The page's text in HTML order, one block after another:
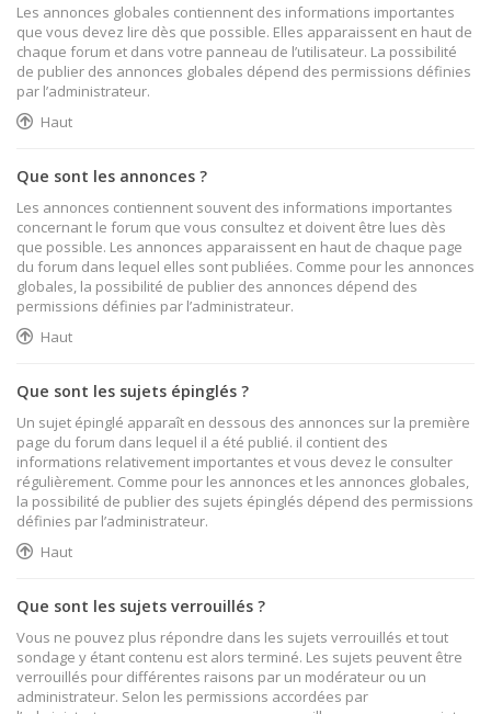
Les annonces globales contiennent des informations importantes
que vous devez lire dès que possible. Elles apparaissent en haut de
chaque forum et dans votre panneau de l’utilisateur. La possibilité
de publier des annonces globales dépend des permissions définies
par l’administrateur.
Haut
Que sont les annonces ?
Les annonces contiennent souvent des informations importantes
concernant le forum que vous consultez et doivent être lues dès
que possible. Les annonces apparaissent en haut de chaque page
du forum dans lequel elles sont publiées. Comme pour les annonces
globales, la possibilité de publier des annonces dépend des
permissions définies par l’administrateur.
Haut
Que sont les sujets épinglés ?
Un sujet épinglé apparaît en dessous des annonces sur la première
page du forum dans lequel il a été publié. il contient des
informations relativement importantes et vous devez le consulter
régulièrement. Comme pour les annonces et les annonces globales,
la possibilité de publier des sujets épinglés dépend des permissions
définies par l’administrateur.
Haut
Que sont les sujets verrouillés ?
Vous ne pouvez plus répondre dans les sujets verrouillés et tout
sondage y étant contenu est alors terminé. Les sujets peuvent être
verrouillés pour différentes raisons par un modérateur ou un
administrateur. Selon les permissions accordées par